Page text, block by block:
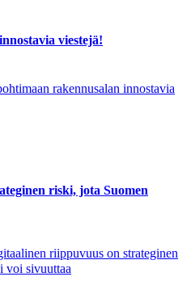
viestejä!
rakennusalan innostavia
riski, jota Suomen
riippuvuus on strateginen
voi sivuuttaa